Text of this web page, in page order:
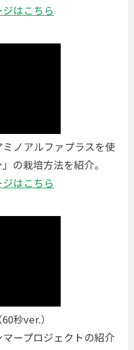
はこちら
ミノアルファプラスを使
の栽培方法を紹介。
はこちら
秒ver.）
ープロジェクトの紹介